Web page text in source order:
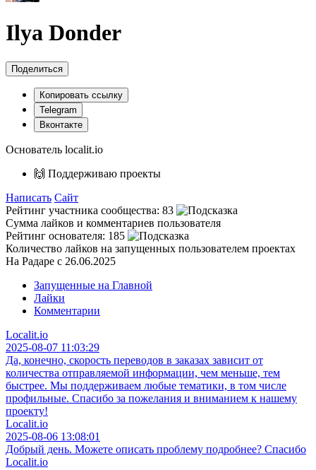
Ilya Donder
Поделиться
Копировать ссылку
Telegram
Вконтакте
Основатель localit.io
🙌 Поддерживаю проекты
Написать Сайт
Рейтинг участника сообщества: 83
Сумма лайков и комментариев пользователя
Рейтинг основателя: 185
Количество лайков на запущенных пользователем проектах
На Радаре с 26.06.2025
Запущенные на Главной
Лайки
Комментарии
Localit.io
2025-08-07 11:03:29
Да, конечно, скорость переводов в заказах зависит от
количества отправляемой информации, чем меньше, тем
быстрее. Мы поддерживаем любые тематики, в том числе
профильные. Спасибо за пожелания и вниманием к нашему
проекту!
Localit.io
2025-08-06 13:08:01
Добрый день. Можете описать проблему подробнее? Спасибо
Localit.io